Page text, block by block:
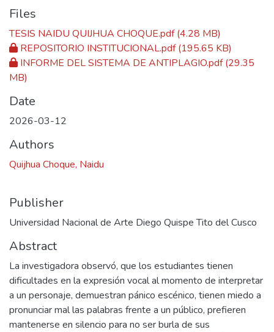
Files
TESIS NAIDU QUIJHUA CHOQUE.pdf(4.28 MB)
REPOSITORIO INSTITUCIONAL.pdf(195.65 KB)
INFORME DEL SISTEMA DE ANTIPLAGIO.pdf(29.35
MB)
Date
2026-03-12
Authors
Quijhua Choque, Naidu
Publisher
Universidad Nacional de Arte Diego Quispe Tito del Cusco
Abstract
La investigadora observó, que los estudiantes tienen
dificultades en la expresión vocal al momento de interpretar
a un personaje, demuestran pánico escénico, tienen miedo a
pronunciar mal las palabras frente a un público, prefieren
mantenerse en silencio para no ser burla de sus